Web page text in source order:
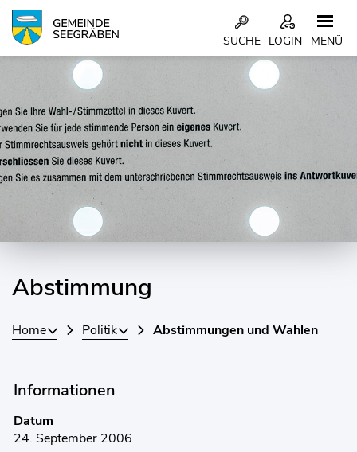
Kopfzeile
LOGIN
SUCHE MENÜ
Abstimmung
Home Politik Abstimmungen und Wahlen
Informationen
Datum
24. September 2006